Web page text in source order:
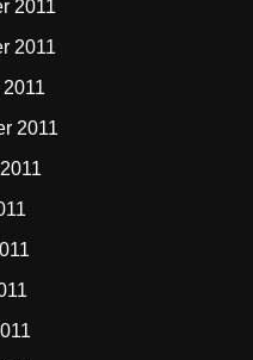
2011
2011
2011